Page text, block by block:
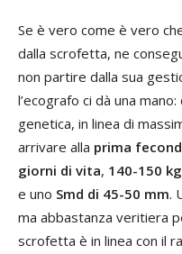
Se è vero come è vero
dalla scrofetta, ne
non partire dalla sua
l’ecografo ci dà una
genetica, in linea di
arrivare alla prima
giorni di vita, 140-150
e uno Smd di 45-50 mm.
ma abbastanza veritiera
scrofetta è in linea con il